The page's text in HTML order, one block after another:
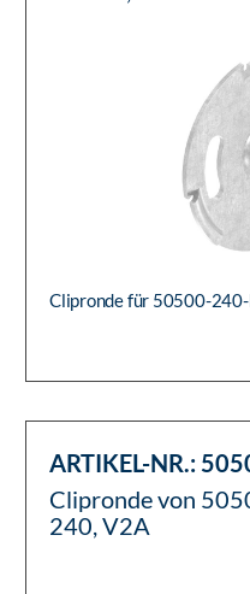
Clipronde für 50500-
ARTIKEL-NR.:
Clipronde von
240, V2A